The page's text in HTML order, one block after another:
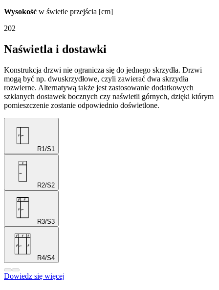
Wysokość w świetle przejścia [cm]
202
Naświetla i dostawki
Konstrukcja drzwi nie ogranicza się do jednego skrzydła. Drzwi
mogą być np. dwuskrzydłowe, czyli zawierać dwa skrzydła
rozwierne. Alternatywą także jest zastosowanie dodatkowych
szklanych dostawek bocznych czy naświetli górnych, dzięki którym
pomieszczenie zostanie odpowiednio doświetlone.
R1/S1
R2/S2
R3/S3
R4/S4
Dowiedz się więcej